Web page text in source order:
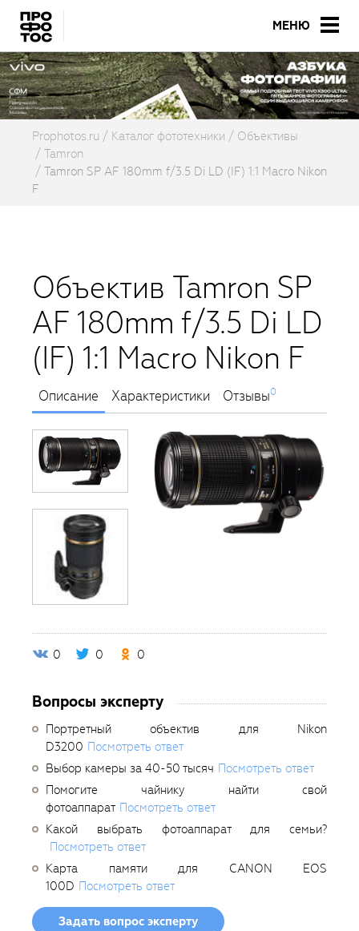
МЕНЮ
Prophotos.ru Каталог фототехники
Объективы
Tamron
Tamron SP AF 180mm f/3.5 Di LD (IF) 1:1 Macro Nikon
F
Объектив Tamron SP
AF 180mm f/3.5 Di LD
(IF) 1:1 Macro Nikon F
Описание Характеристики Отзывы0
0 0 0
Вопросы эксперту
Портретный объектив для Nikon
D3200 Посмотреть ответ
Выбор камеры за 40-50 тысяч Посмотреть ответ
Помогите чайнику найти свой
фотоаппарат Посмотреть ответ
Какой выбрать фотоаппарат для семьи?
Посмотреть ответ
Карта памяти для CANON EOS
100D Посмотреть ответ
Задать вопрос эксперту